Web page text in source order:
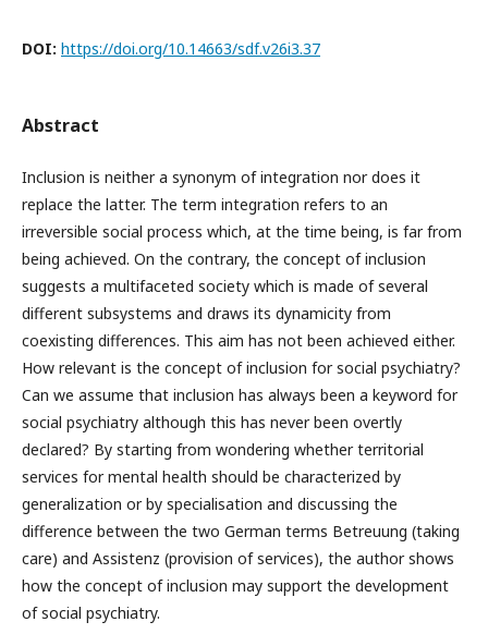
DOI: https://doi.org/10.14663/sdf.v26i3.37
Abstract
Inclusion is neither a synonym of integration nor does it
replace the latter. The term integration refers to an
irreversible social process which, at the time being, is far from
being achieved. On the contrary, the concept of inclusion
suggests a multifaceted society which is made of several
different subsystems and draws its dynamicity from
coexisting differences. This aim has not been achieved either.
How relevant is the concept of inclusion for social psychiatry?
Can we assume that inclusion has always been a keyword for
social psychiatry although this has never been overtly
declared? By starting from wondering whether territorial
services for mental health should be characterized by
generalization or by specialisation and discussing the
difference between the two German terms Betreuung (taking
care) and Assistenz (provision of services), the author shows
how the concept of inclusion may support the development
of social psychiatry.